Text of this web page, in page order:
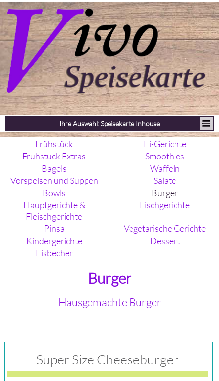
Ihre Auswahl: Speisekarte Inhouse
Frühstück
Ei-Gerichte
Frühstück Extras
Smoothies
Bagels
Waffeln
Vorspeisen und Suppen
Salate
Bowls
Burger
Hauptgerichte &
Fleischgerichte
Fischgerichte
Pinsa
Vegetarische Gerichte
Kindergerichte
Dessert
Eisbecher
Burger
Hausgemachte Burger
Super Size Cheeseburger